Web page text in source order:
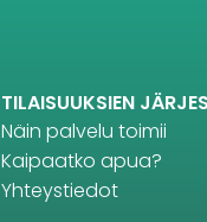
TILAISUUKSIEN
Näin palvelu toimii
Kaipaatko apua?
Yhteystiedot